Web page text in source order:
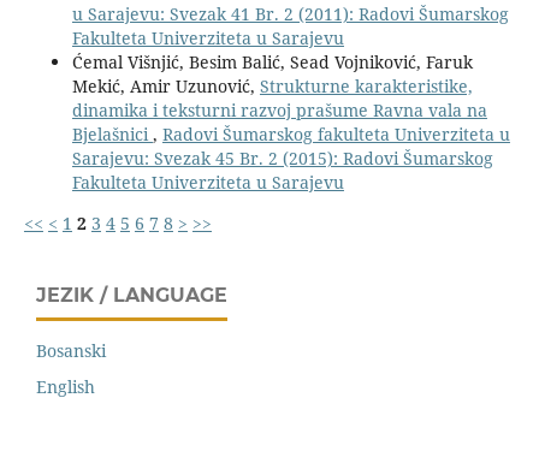
u Sarajevu: Svezak 41 Br. 2 (2011): Radovi Šumarskog
Fakulteta Univerziteta u Sarajevu
Ćemal Višnjić, Besim Balić, Sead Vojniković, Faruk
Mekić, Amir Uzunović, Strukturne karakteristike,
dinamika i teksturni razvoj prašume Ravna vala na
Bjelašnici, Radovi Šumarskog fakulteta Univerziteta u
Sarajevu: Svezak 45 Br. 2 (2015): Radovi Šumarskog
Fakulteta Univerziteta u Sarajevu
<< < 1 2 3 4 5 6 7 8 > >>
JEZIK / LANGUAGE
Bosanski
English